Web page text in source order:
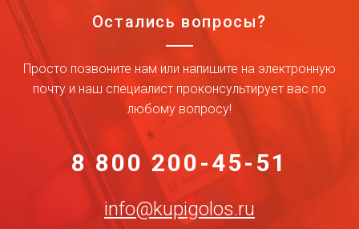
Остались вопросы?
Просто позвоните нам или напишите на электронную
почту и наш специалист проконсультирует вас по
любому вопросу!
8 800 200-45-51
info@kupigolos.ru